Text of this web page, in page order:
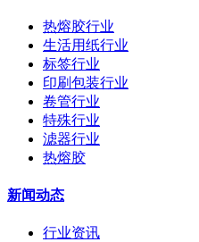
热熔胶行业
生活用纸行业
标签行业
印刷包装行业
卷管行业
特殊行业
滤器行业
热熔胶
新闻动态
行业资讯